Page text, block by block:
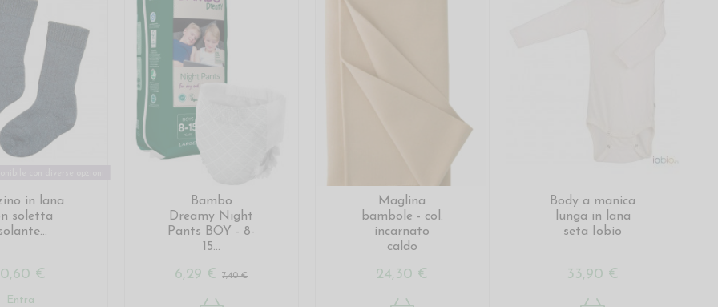
in lana
soletta
€
Entra
Bambo
Dreamy Night
Pants BOY - 8-
15...
6,29 €7,40 €
Maglina
bambole - col.
incarnato
caldo
24,30 €
Body a manica
lunga in lana
seta Iobio
33,90 €